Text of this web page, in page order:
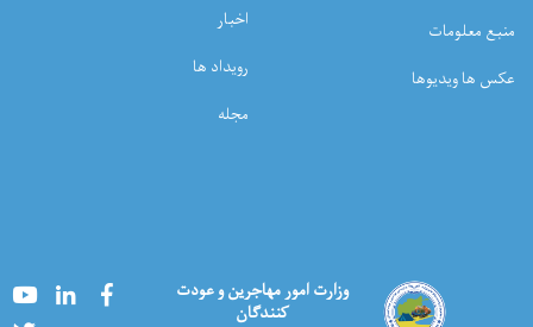
منبع معلومات
عکس ها ویدیوها
اخبار
رویداد ها
مجله
وزارت امور مهاجرین و عودت
کنندگان
YoutubeLinkedInFacebook